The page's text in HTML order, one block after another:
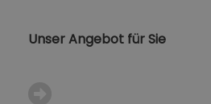
Unser Angebot für Sie